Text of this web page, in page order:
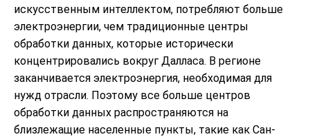
искусственным интеллектом, потребляют больше
электроэнергии, чем традиционные центры
обработки данных, которые исторически
концентрировались вокруг Далласа. В регионе
заканчивается электроэнергия, необходимая для
нужд отрасли. Поэтому все больше центров
обработки данных распространяются на
близлежащие населенные пункты, такие как Сан-